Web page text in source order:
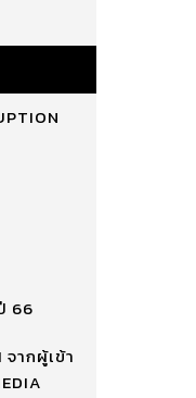
66
ากผู้เข้า